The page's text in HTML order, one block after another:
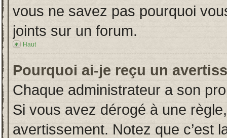
vous ne savez pas pourquoi
joints sur un forum.
Haut
Pourquoi ai-je reçu un
Chaque administrateur a son
Si vous avez dérogé à une
avertissement. Notez que c’est